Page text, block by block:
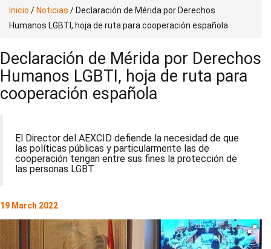
Inicio / Noticias / Declaración de Mérida por Derechos
Humanos LGBTI, hoja de ruta para cooperación española
Declaración de Mérida por Derechos
Humanos LGBTI, hoja de ruta para
cooperación española
El Director del AEXCID defiende la necesidad de que
las políticas públicas y particularmente las de
cooperación tengan entre sus fines la protección de
las personas LGBT.
19 March 2022